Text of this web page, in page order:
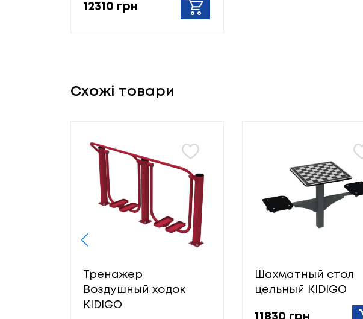
12310 грн
Схожі товари
Тренажер
Воздушный ходок
KIDIGO
Шахматный стол
цельный KIDIGO